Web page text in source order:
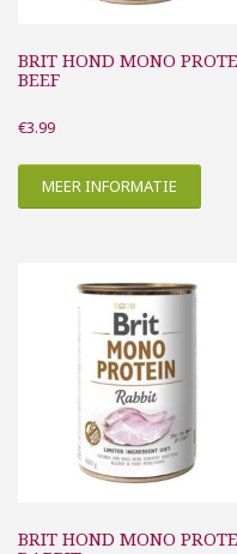
BRIT HOND MONO
BEEF
€3.99
MEER INFORMATIE
BRIT HOND MONO